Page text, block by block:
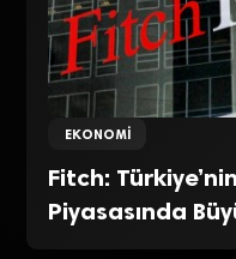
EKONOMI
Fitch:
Piyasasında